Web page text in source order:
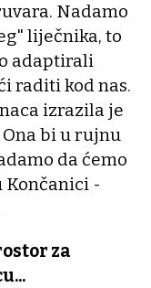
Nadamo
liječnika, to
adaptirali
raditi kod nas.
izrazila je
bi u rujnu
da ćemo
Končanici -
za